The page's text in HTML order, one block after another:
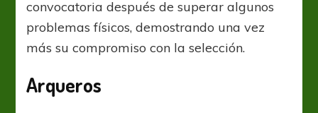
convocatoria después de superar algunos
problemas físicos, demostrando una vez
más su compromiso con la selección.
Arqueros